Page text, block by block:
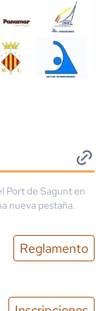
Port de Sagunt en
nueva pestaña.
Reglamento